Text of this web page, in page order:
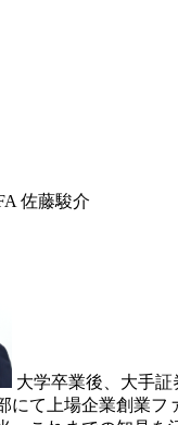
佐藤駿介
大学卒業後、大手証
にて上場企業創業フ